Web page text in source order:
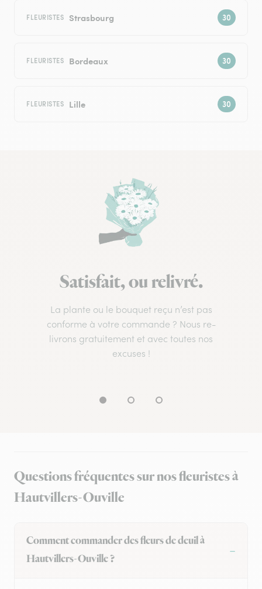
FLEURISTES Strasbourg
FLEURISTES Bordeaux
FLEURISTES Lille
Satisfait, ou relivré.
La plante ou le bouquet reçu n’est pas
conforme à votre commande ? Nous re-
livrons gratuitement et avec toutes nos
excuses !
Questions fréquentes sur nos fleuristes à
Hautvillers-Ouville
Comment commander des fleurs de deuil à
Hautvillers-Ouville ?